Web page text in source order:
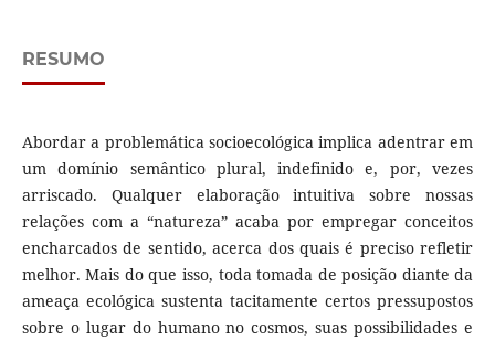
RESUMO
Abordar a problemática socioecológica implica adentrar em
um domínio semântico plural, indefinido e, por, vezes
arriscado. Qualquer elaboração intuitiva sobre nossas
relações com a “natureza” acaba por empregar conceitos
encharcados de sentido, acerca dos quais é preciso refletir
melhor. Mais do que isso, toda tomada de posição diante da
ameaça ecológica sustenta tacitamente certos pressupostos
sobre o lugar do humano no cosmos, suas possibilidades e